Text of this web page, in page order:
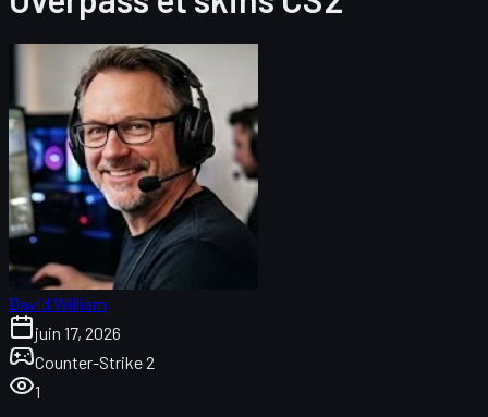
David William
juin 17, 2026
Counter-Strike 2
1